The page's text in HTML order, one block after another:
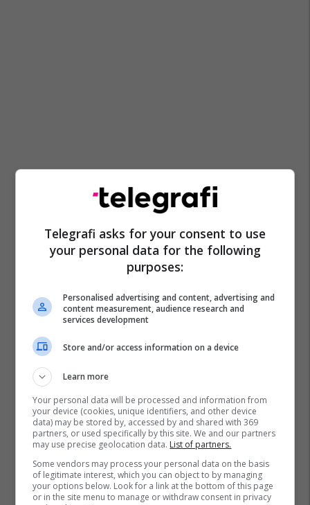
Mclaren 675lt
Telegrafi asks for your consent to use
your personal data for the following
purposes:
Personalised advertising and content, advertising and
content measurement, audience research and
services development
Store and/or access information on a device
Learn more
Your personal data will be processed and information from
your device (cookies, unique identifiers, and other device
data) may be stored by, accessed by and shared with 369
partners, or used specifically by this site. We and our partners
may use precise geolocation data. List of partners.
Some vendors may process your personal data on the basis
of legitimate interest, which you can object to by managing
your options below. Look for a link at the bottom of this page
or in the site menu to manage or withdraw consent in privacy